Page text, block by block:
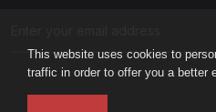
This website uses cookies to
traffic in order to offer you a better